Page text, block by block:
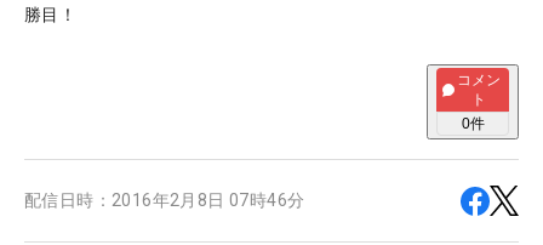
勝目！
コメン
ト
0件
配信日時： 2016年2月8日 07時46分